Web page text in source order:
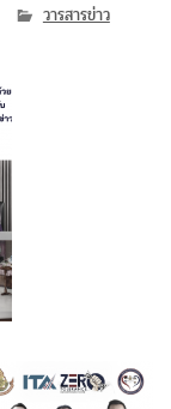
วารสารข่าว